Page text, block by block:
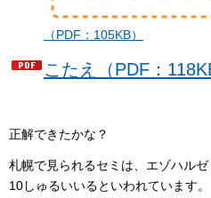
（PDF：105KB）
こたえ（PDF：
正解できたかな？
札幌で見られるセミは、エゾハル
10しゅるいいるといわれています。